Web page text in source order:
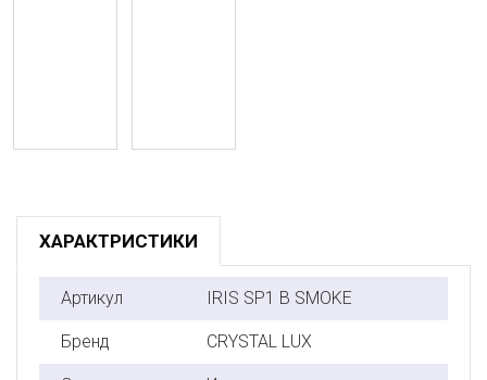
ХАРАКТРИСТИКИ
Артикул IRIS SP1 B SMOKE
Бренд CRYSTAL LUX